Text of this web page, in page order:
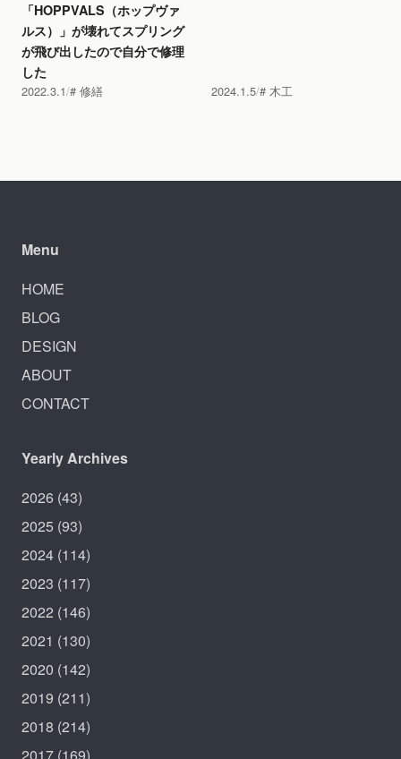
「HOPPVALS（ホップヴァ
ルス）」が壊れてスプリング
が飛び出したので自分で修理
した
2022.3.1 修繕 2024.1.5 木工
Menu
HOME
BLOG
DESIGN
ABOUT
CONTACT
Yearly Archives
2026 (43)
2025 (93)
2024 (114)
2023 (117)
2022 (146)
2021 (130)
2020 (142)
2019 (211)
2018 (214)
2017 (169)